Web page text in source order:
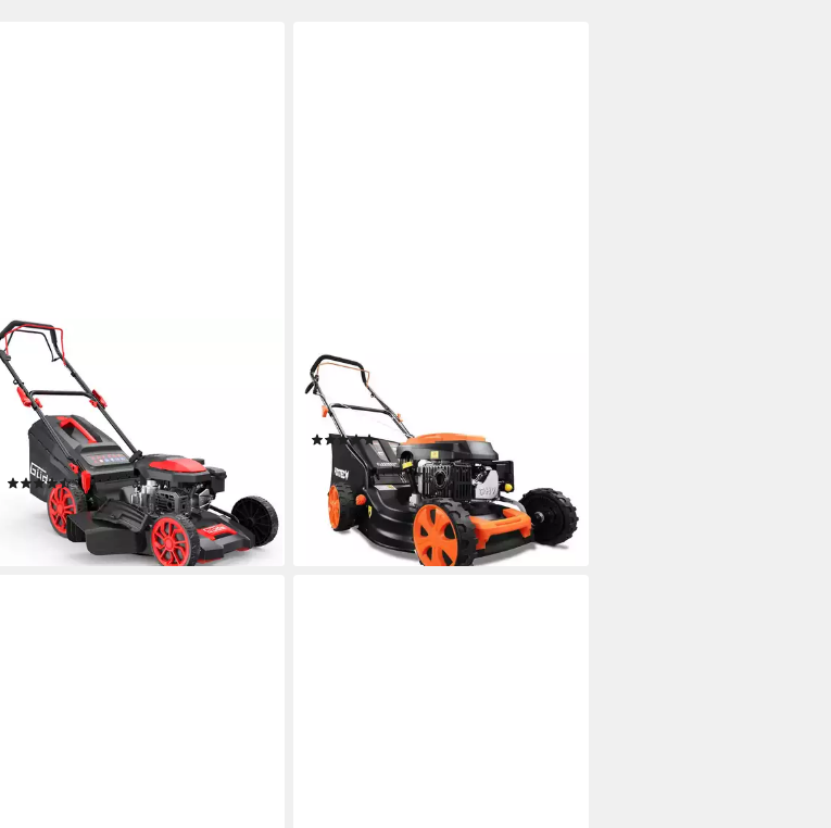
GÜDE
Benzinrasenmäher »Big Wheeler
514.9 R«
51 cm Schnittbreite
2,5 - 7,5 cm Schnitthöhe
Größe Auffangbehälter
(2)
ab 249,00 €
22,74 €mtl. in 12 Raten
lieferbar - in 4-5 Werktagen bei dir
Benzinrasenmäher FX-RM4646ECO
45,7 cm
Schnittbreite
50 l Größe Auffangbehälter
(3)
189,00 € UVP199,00 €
17,26 €
mtl. in 12 Raten
-5%
lieferbar - in 2-3 Werktagen bei dir